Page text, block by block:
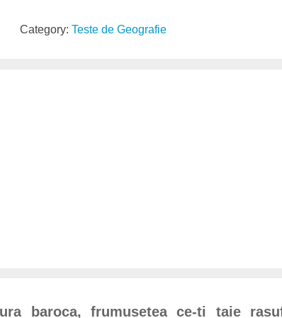
Category:Teste de Geografie
baroca, frumusetea ce-ti taie